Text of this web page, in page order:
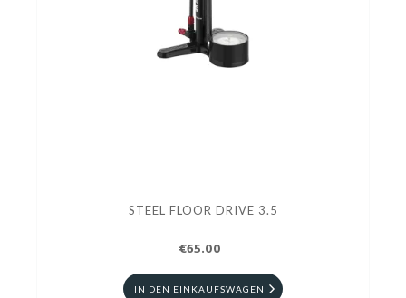
STEEL FLOOR DRIVE 3.5
€65.00
IN DEN EINKAUFSWAGEN